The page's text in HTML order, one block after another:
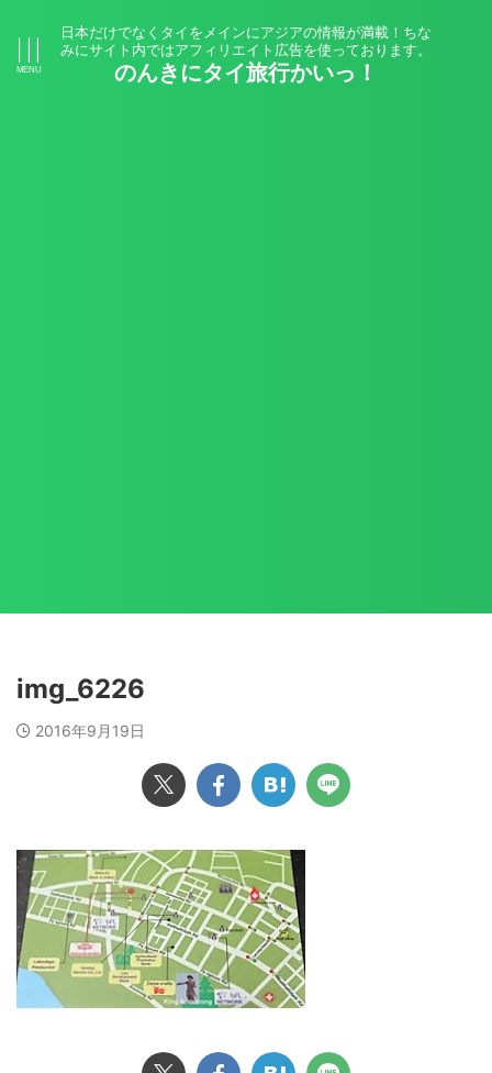
日本だけでなくタイをメインにアジアの情報が満載！ちな
みにサイト内ではアフィリエイト広告を使っております。
のんきにタイ旅行かいっ！
img_6226
2016年9月19日